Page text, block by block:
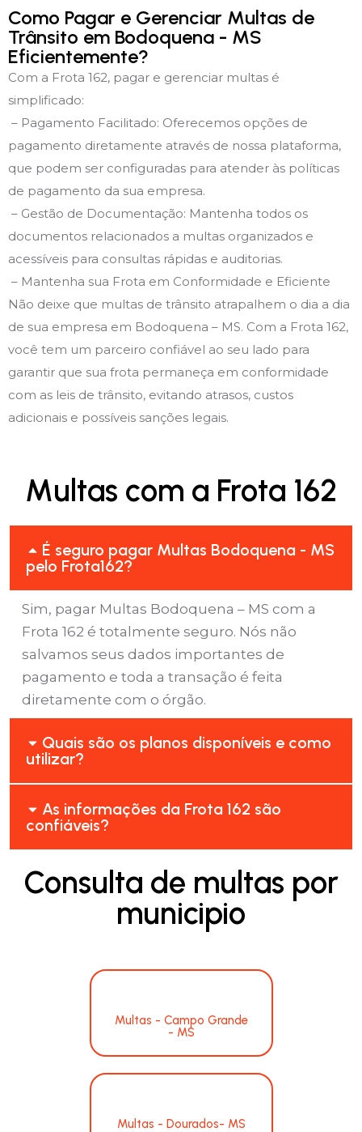
Como Pagar e Gerenciar Multas de
Trânsito em Bodoquena - MS
Eficientemente?
Com a Frota 162, pagar e gerenciar multas é
simplificado:
– Pagamento Facilitado: Oferecemos opções de
pagamento diretamente através de nossa plataforma,
que podem ser configuradas para atender às políticas
de pagamento da sua empresa.
– Gestão de Documentação: Mantenha todos os
documentos relacionados a multas organizados e
acessíveis para consultas rápidas e auditorias.
– Mantenha sua Frota em Conformidade e Eficiente
Não deixe que multas de trânsito atrapalhem o dia a dia
de sua empresa em Bodoquena – MS. Com a Frota 162,
você tem um parceiro confiável ao seu lado para
garantir que sua frota permaneça em conformidade
com as leis de trânsito, evitando atrasos, custos
adicionais e possíveis sanções legais.
Multas com a Frota 162
É seguro pagar Multas Bodoquena - MS
pelo Frota162?
Sim, pagar Multas Bodoquena – MS com a
Frota 162 é totalmente seguro. Nós não
salvamos seus dados importantes de
pagamento e toda a transação é feita
diretamente com o órgão.
Quais são os planos disponíveis e como
utilizar?
As informações da Frota 162 são
confiáveis?
Consulta de multas por
municipio
Multas - Campo Grande
- MS
Multas - Dourados- MS